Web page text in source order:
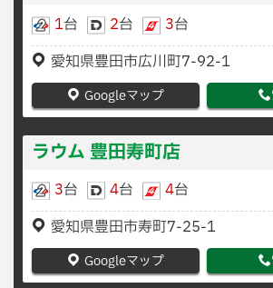
1台 2台 3台
愛知県豊田市広川町7-92-1
Googleマップ
ラウム 豊田寿町店
3台 4台 4台
愛知県豊田市寿町7-25-1
Googleマップ